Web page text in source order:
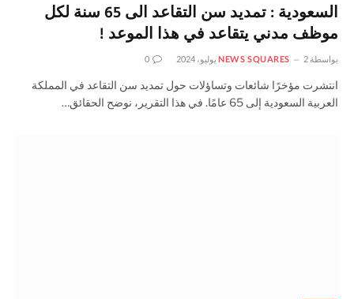
السعودية : تمديد سن التقاعد الى 65 سنة لكل
موظف مدني يتقاعد في هذا الموعد !
بواسطة NEWS SQUARES 2 يوليو، 2024 0
انتشرت مؤخرًا شائعات وتساؤلات حول تمديد سن التقاعد في المملكة
العربية السعودية إلى 65 عامًا. في هذا التقرير، نوضح الحقائق…